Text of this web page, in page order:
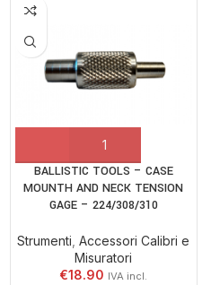
BALLISTIC TOOLS – CASE
MOUNTH AND NECK TENSION
GAGE – 224/308/310
Strumenti ,Accessori Calibri e
Misuratori
€18.90